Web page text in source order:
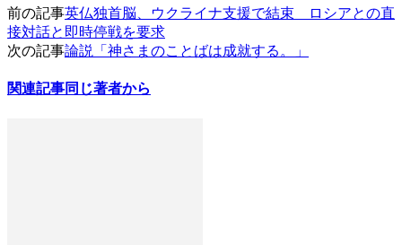
前の記事英仏独首脳、ウクライナ支援で結束 ロシアとの直
接対話と即時停戦を要求
次の記事論説「神さまのことばは成就する。」
関連記事同じ著者から